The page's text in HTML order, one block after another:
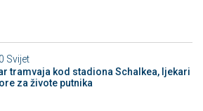
Svijet
tramvaja kod stadiona Schalkea, ljekari
za živote putnika